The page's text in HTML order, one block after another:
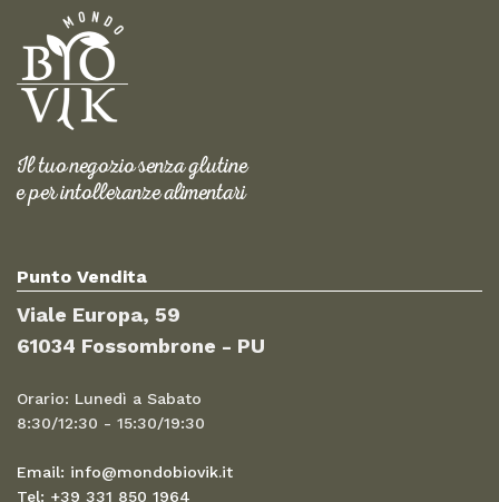
Il tuo negozio senza glutine
e per intolleranze alimentari
Punto Vendita
Viale Europa, 59
61034 Fossombrone - PU
Orario: Lunedì a Sabato
8:30/12:30 - 15:30/19:30
Email: info@mondobiovik.it
Tel: +39 331 850 1964